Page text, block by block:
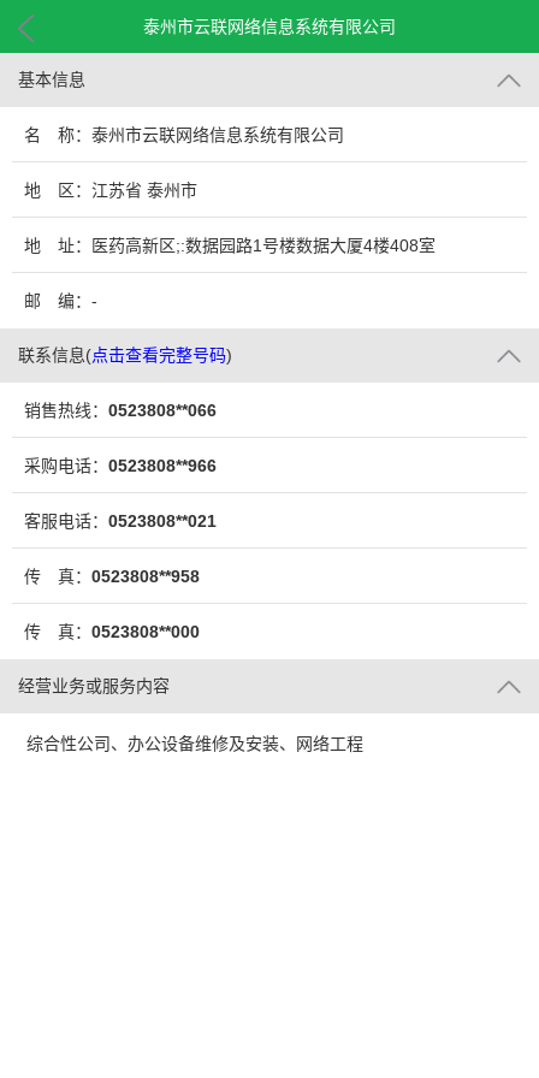
泰州市云联网络信息系统有限公司
基本信息
名 称：泰州市云联网络信息系统有限公司
地 区：江苏省 泰州市
地 址：医药高新区;:数据园路1号楼数据大厦4楼408室
邮 编：-
联系信息(点击查看完整号码)
销售热线： 0523808**066
采购电话： 0523808**966
客服电话： 0523808**021
传 真： 0523808**958
传 真： 0523808**000
经营业务或服务内容
综合性公司、办公设备维修及安装、网络工程